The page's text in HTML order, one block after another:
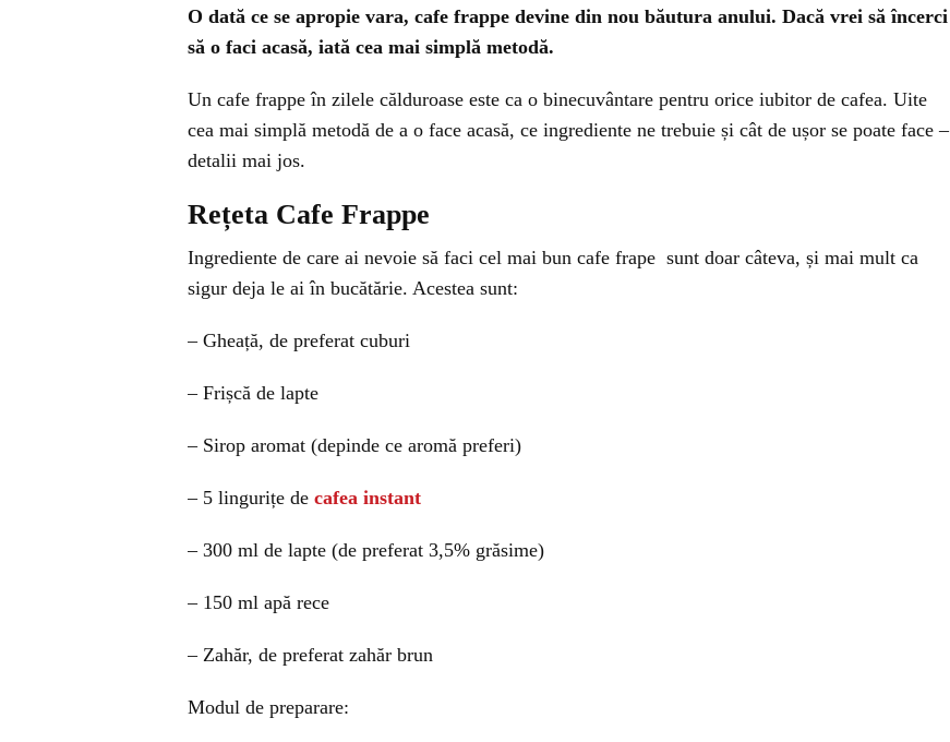
O dată ce se apropie vara, cafe frappe devine din nou băutura anului. Dacă vrei să încerci
să o faci acasă, iată cea mai simplă metodă.
Un cafe frappe în zilele călduroase este ca o binecuvântare pentru orice iubitor de cafea. Uite
cea mai simplă metodă de a o face acasă, ce ingrediente ne trebuie și cât de ușor se poate face –
detalii mai jos.
Rețeta Cafe Frappe
Ingrediente de care ai nevoie să faci cel mai bun cafe frape sunt doar câteva, și mai mult ca
sigur deja le ai în bucătărie. Acestea sunt:
– Gheață, de preferat cuburi
– Frișcă de lapte
– Sirop aromat (depinde ce aromă preferi)
– 5 lingurițe de cafea instant
– 300 ml de lapte (de preferat 3,5% grăsime)
– 150 ml apă rece
– Zahăr, de preferat zahăr brun
Modul de preparare: